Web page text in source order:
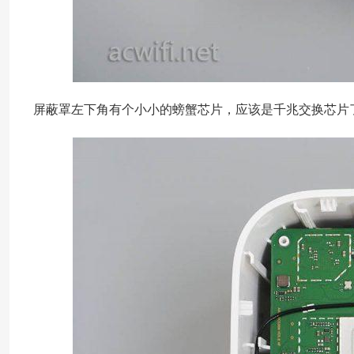
屏蔽罩左下角有个小小的螃蟹芯片，应该是千兆交换芯片